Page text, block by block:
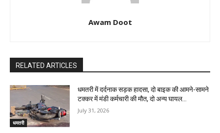
Awam Doot
RELATED ARTICLES
धमतरी
धमतरी में दर्दनाक सड़क हादसा, दो बाइक की आमने-सामने
टक्कर में मंडी कर्मचारी की मौत, दो अन्य घायल…
July 31, 2026